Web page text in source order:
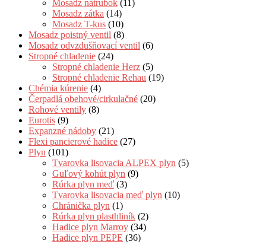
Mosadz nátrubok (11)
Mosadz zátka (14)
Mosadz T-kus (10)
Mosadz poistný ventil (8)
Mosadz odvzdušňovací ventil (6)
Stropné chladenie (24)
Stropné chladenie Herz (5)
Stropné chladenie Rehau (19)
Chémia kúrenie (4)
Čerpadlá obehové/cirkulačné (20)
Rohové ventily (8)
Eurotis (9)
Expanzné nádoby (21)
Flexi pancierové hadice (27)
Plyn (101)
Tvarovka lisovacia ALPEX plyn (5)
Guľový kohút plyn (9)
Rúrka plyn meď (3)
Tvarovka lisovacia meď plyn (10)
Chránička plyn (1)
Rúrka plyn plasthliník (2)
Hadice plyn Marroy (34)
Hadice plyn PEPE (36)